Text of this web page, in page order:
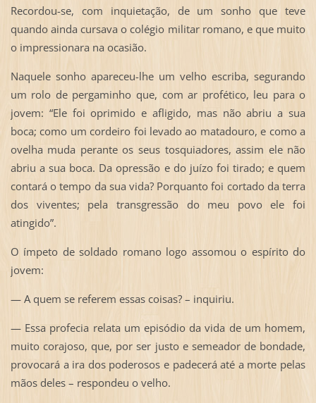
Recordou-se, com inquietação, de um sonho que teve
quando ainda cursava o colégio militar romano, e que muito
o impressionara na ocasião.
Naquele sonho apareceu-lhe um velho escriba, segurando
um rolo de pergaminho que, com ar profético, leu para o
jovem: “Ele foi oprimido e afligido, mas não abriu a sua
boca; como um cordeiro foi levado ao matadouro, e como a
ovelha muda perante os seus tosquiadores, assim ele não
abriu a sua boca. Da opressão e do juízo foi tirado; e quem
contará o tempo da sua vida? Porquanto foi cortado da terra
dos viventes; pela transgressão do meu povo ele foi
atingido”.
O ímpeto de soldado romano logo assomou o espírito do
jovem:
— A quem se referem essas coisas? – inquiriu.
— Essa profecia relata um episódio da vida de um homem,
muito corajoso, que, por ser justo e semeador de bondade,
provocará a ira dos poderosos e padecerá até a morte pelas
mãos deles – respondeu o velho.